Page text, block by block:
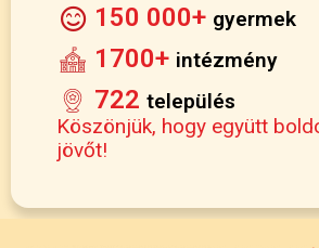
150 000+ gyermek
1700+ intézmény
722 település
Köszönjük, hogy együtt
jövőt!